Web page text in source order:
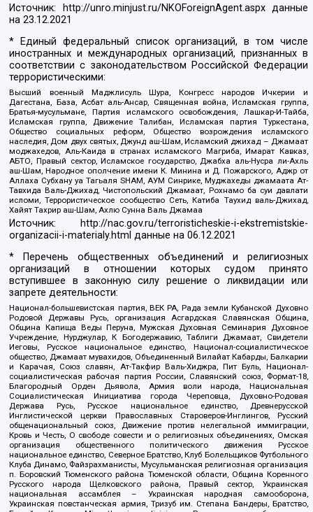
Источник: http://unro.minjust.ru/NKOForeignAgent.aspxданные
на23.12.2021
* Единый федеральный список организаций, в том числе
иностранных и международных организаций, признанных в
соответствии с законодательством Российской Федерации
террористическими:
Высший военный Маджлисуль Шура, Конгресс народов Ичкерии и
Дагестана, База, Асбат аль-Ансар, Священная война, Исламская группа,
Братья-мусульмане, Партия исламского освобождения, Лашкар-И-Тайба,
Исламская группа, Движение Талибан, Исламская партия Туркестана,
Общество социальных реформ, Общество возрождения исламского
наследия, Дом двух святых, Джунд аш-Шам, Исламский джихад – Джамаат
моджахедов, Аль-Каида в странах исламского Магриба, Имарат Кавказ,
АБТО, Правый сектор, Исламское государство, Джабха аль-Нусра ли-Ахль
аш-Шам, Народное ополчение имени К. Минина и Д. Пожарского, Аджр от
Аллаха Субхану уа Тагьаля SHAM, АУМ Синрике, Муджахеды джамаата Ат-
Тавхида Валь-Джихад, Чистопольский Джамаат, Рохнамо ба суи давлати
исломи, Террористическое сообщество Сеть, Катиба Таухид валь-Джихад,
Хайят Тахрир аш-Шам, Ахлю Сунна Валь Джамаа
Источник:
http://nac.gov.ru/terroristicheskie-i-ekstremistskie-
organizacii-i-materialy.html данные на06.12.2021
* Перечень общественных объединений и религиозных
организаций в отношении которых судом принято
вступившее в законную силу решение о ликвидации или
запрете деятельности:
Национал-большевистская партия, ВЕК РА, Рада земли Кубанской Духовно
Родовой Державы Русь, организация Асгардская Славянская Община,
Община Капища Веды Перуна, Мужская Духовная Семинария Духовное
Учреждение, Нурджулар, К Богодержавию, Таблиги Джамаат, Свидетели
Иеговы, Русское национальное единство, Национал-социалистическое
общество, Джамаат мувахидов, Объединенный Вилайат Кабарды, Балкарии
и Карачая, Союз славян, Ат-Такфир Валь-Хиджра, Пит Буль, Национал-
социалистическая рабочая партия России, Славянский союз, Формат-18,
Благородный Орден Дьявола, Армия воли народа, Национальная
Социалистическая Инициатива города Череповца, Духовно-Родовая
Держава Русь, Русское национальное единство, Древнерусской
Инглистической церкви Православных Староверов-Инглингов, Русский
общенациональный союз, Движение против нелегальной иммиграции,
Кровь и Честь, О свободе совести и о религиозных объединениях, Омская
организация общественного политического движения Русское
национальное единство, Северное Братство, Клуб Болельщиков Футбольного
Клуба Динамо, Файзрахманисты, Мусульманская религиозная организация
п. Боровский Тюменского района Тюменской области, Община Коренного
Русского народа Щелковского района, Правый сектор, Украинская
национальная ассамблея – Украинская народная самооборона,
Украинская повстанческая армия, Тризуб им. Степана Бандеры, Братство,